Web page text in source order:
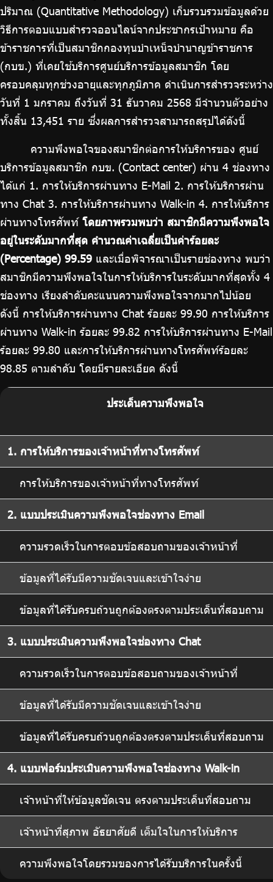
ปริมาณ (Quantitative Methodology) เก็บรวบรวมข้อมูลด้วย
วิธีการตอบแบบสำรวจออนไลน์จากประชากรเป้าหมาย คือ
ข้าราชการที่เป็นสมาชิกกองทุนบำเหน็จบำนาญข้าราชการ
(กบข.) ที่เคยใช้บริการศูนย์บริการข้อมูลสมาชิก โดย
ครอบคลุมทุกช่วงอายุและทุกภูมิภาค ดำเนินการสำรวจระหว่าง
วันที่ 1 มกราคม ถึงวันที่ 31 ธันวาคม 2568 มีจำนวนตัวอย่าง
ทั้งสิ้น 13,451 ราย ซึ่งผลการสำรวจสามารถสรุปได้ดังนี้
ความพึงพอใจของสมาชิกต่อการให้บริการของ ศูนย์
บริการข้อมูลสมาชิก กบข. (Contact center) ผ่าน 4 ช่องทาง
ได้แก่ 1. การให้บริการผ่านทาง E-Mail 2. การให้บริการผ่าน
ทาง Chat 3. การให้บริการผ่านทาง Walk-in 4. การให้บริการ
ผ่านทางโทรศัพท์ โดยภาพรวมพบว่า สมาชิกมีความพึงพอใจ
อยู่ในระดับมากที่สุด คำนวณค่าเฉลี่ยเป็นค่าร้อยละ
(Percentage) 99.59 และเมื่อพิจารณาเป็นรายช่องทาง พบว่า
สมาชิกมีความพึงพอใจในการให้บริการในระดับมากที่สุดทั้ง 4
ช่องทาง เรียงลำดับคะแนนความพึงพอใจจากมากไปน้อย
ดังนี้ การให้บริการผ่านทาง Chat ร้อยละ 99.90 การให้บริการ
ผ่านทาง Walk-in ร้อยละ 99.82 การให้บริการผ่านทาง E-Mail
ร้อยละ 99.80 และการให้บริการผ่านทางโทรศัพท์ร้อยละ
98.85 ตามลำดับ โดยมีรายละเอียด ดังนี้
ประเด็นความพึงพอใจ
1. การให้บริการของเจ้าหน้าที่ทางโทรศัพท์
การให้บริการของเจ้าหน้าที่ทางโทรศัพท์
2. แบบประเมินความพึงพอใจช่องทาง Email
ความรวดเร็วในการตอบข้อสอบถามของเจ้าหน้าที่
ข้อมูลที่ได้รับมีความชัดเจนและเข้าใจง่าย
ข้อมูลที่ได้รับครบถ้วนถูกต้องตรงตามประเด็นที่สอบถาม
3. แบบประเมินความพึงพอใจช่องทาง Chat
ความรวดเร็วในการตอบข้อสอบถามของเจ้าหน้าที่
ข้อมูลที่ได้รับมีความชัดเจนและเข้าใจง่าย
ข้อมูลที่ได้รับครบถ้วนถูกต้องตรงตามประเด็นที่สอบถาม
4. แบบฟอร์มประเมินความพึงพอใจช่องทาง Walk-in
เจ้าหน้าที่ให้ข้อมูลชัดเจน ตรงตามประเด็นที่สอบถาม
เจ้าหน้าที่สุภาพ อัธยาศัยดี เต็มใจในการให้บริการ
ความพึงพอใจโดยรวมของการได้รับบริการในครั้งนี้